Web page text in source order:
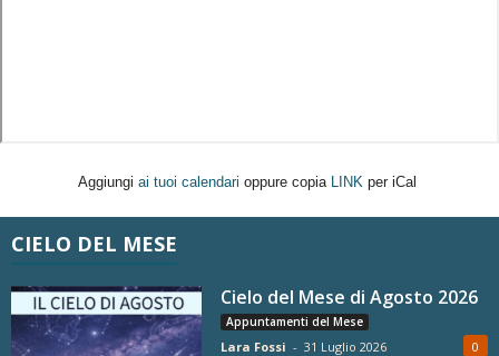
Aggiungi ai tuoi calendari oppure copia LINK per iCal
CIELO DEL MESE
Cielo del Mese di Agosto 2026
Appuntamenti del Mese
Lara Fossi - 31 Luglio 2026 0